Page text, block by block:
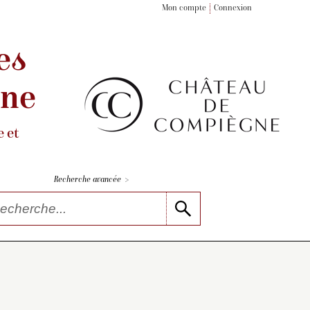
Mon compte Connexion
et
Recherche avancée >